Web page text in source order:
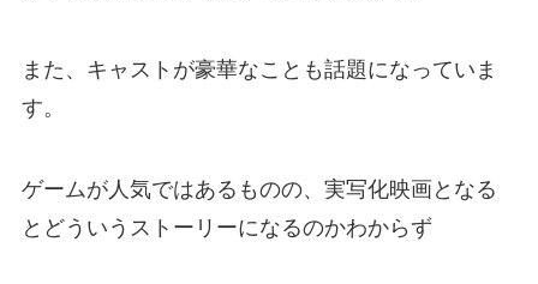
また、キャストが豪華なことも話題になっていま
す。
ゲームが人気ではあるものの、実写化映画となる
とどういうストーリーになるのかわからず